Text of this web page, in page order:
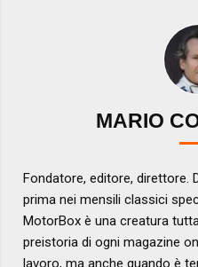
MARIO
Fondatore, editore, direttore.
prima nei mensili classici
MotorBox è una creatura
preistoria di ogni magazine